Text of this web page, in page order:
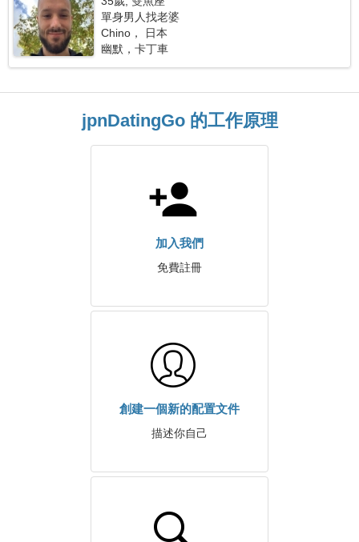
單身男人找老婆
Chino， 日本
幽默，卡丁車
jpnDatingGo 的工作原理
加入我們
免費註冊
創建一個新的配置文件
描述你自己